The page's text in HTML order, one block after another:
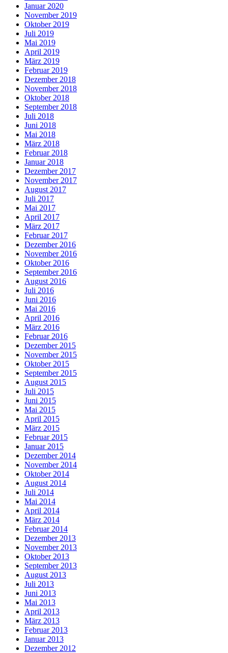
Januar 2020
November 2019
Oktober 2019
Juli 2019
Mai 2019
April 2019
März 2019
Februar 2019
Dezember 2018
November 2018
Oktober 2018
September 2018
Juli 2018
Juni 2018
Mai 2018
März 2018
Februar 2018
Januar 2018
Dezember 2017
November 2017
August 2017
Juli 2017
Mai 2017
April 2017
März 2017
Februar 2017
Dezember 2016
November 2016
Oktober 2016
September 2016
August 2016
Juli 2016
Juni 2016
Mai 2016
April 2016
März 2016
Februar 2016
Dezember 2015
November 2015
Oktober 2015
September 2015
August 2015
Juli 2015
Juni 2015
Mai 2015
April 2015
März 2015
Februar 2015
Januar 2015
Dezember 2014
November 2014
Oktober 2014
August 2014
Juli 2014
Mai 2014
April 2014
März 2014
Februar 2014
Dezember 2013
November 2013
Oktober 2013
September 2013
August 2013
Juli 2013
Juni 2013
Mai 2013
April 2013
März 2013
Februar 2013
Januar 2013
Dezember 2012